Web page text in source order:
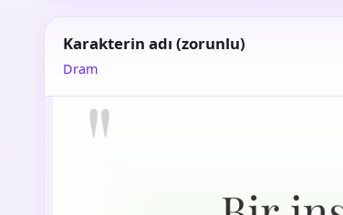
Karakterin adı (zorunlu)
Dram